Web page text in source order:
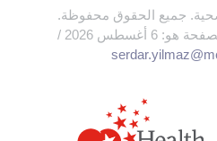
جميع الحقوق محفوظة.
أغسطس 2026 /